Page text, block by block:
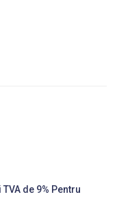
de 9% Pentru